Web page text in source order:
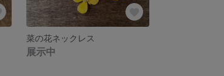
菜の花ネックレス
展示中